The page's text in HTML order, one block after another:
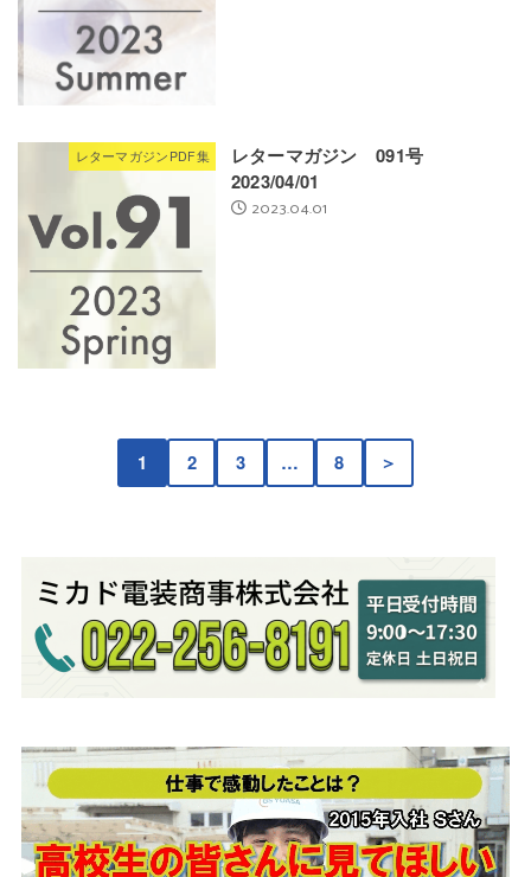
レターマガジンPDF集
レターマガジン 091号
2023/04/01
2023.04.01
1 2 3 … 8 ＞